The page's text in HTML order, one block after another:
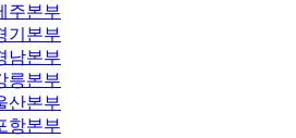
주본부
기본부
남본부
릉본부
산본부
항본부